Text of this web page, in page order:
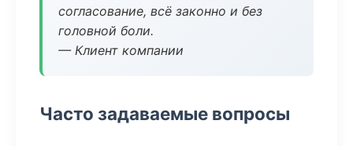
согласование, всё законно и без
головной боли.
— Клиент компании
Часто задаваемые вопросы